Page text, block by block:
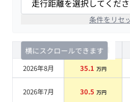
条件をリセ
横にスクロールできます
査定時期 セルカ実績
2026年8月
35.1 万円
2026年7月 30.5 万円